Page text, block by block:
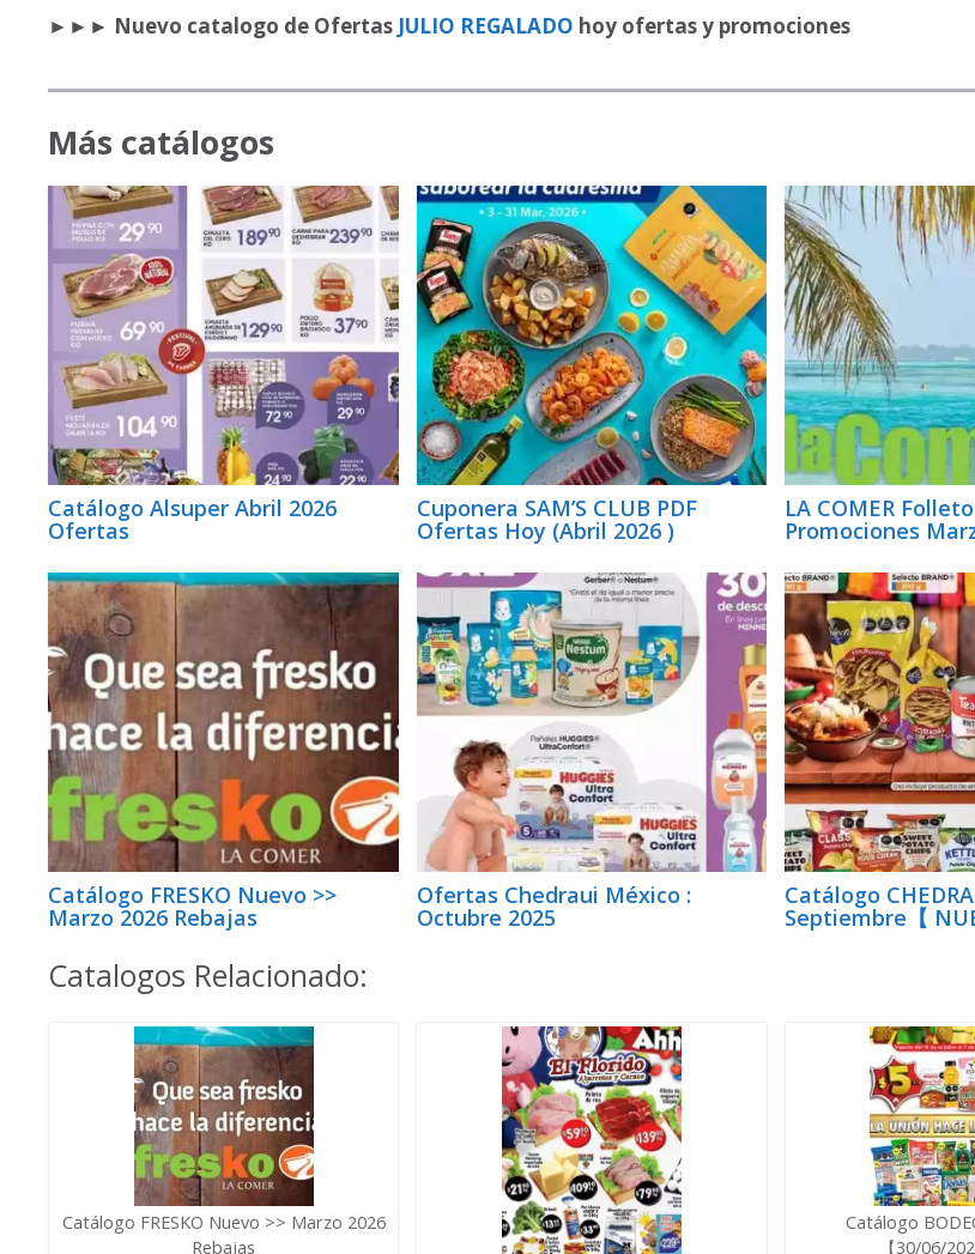
►►► Nuevo catalogo de Ofertas JULIO REGALADO hoy ofertas y promociones
Más catálogos
Catálogo Alsuper Abril 2026
Ofertas
Cuponera SAM’S CLUB PDF
Ofertas Hoy (Abril 2026 )
LA COMER
Promociones
Catálogo FRESKO Nuevo >>
Marzo 2026 Rebajas
Ofertas Chedraui México :
Octubre 2025
Catálogo
Septiembre【
Catalogos Relacionado:
Catálogo FRESKO Nuevo >> Marzo 2026
Rebajas
Catálogo
【30/06/